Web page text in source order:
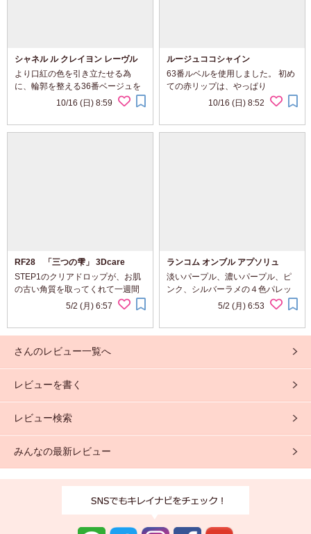
シャネル ル クレイヨン レーヴル
より口紅の色を引き立たせる為
に、輪郭を整える36番ベージュを
購入しました。 普段使っているピ
やかな赤リップにも使える色です♪
10/16 (日) 8:59
ルージュココシャイン
63番ルベルを使用しました。 初め
ての赤リップは、やっぱり
CHANELだ！ と思い、カウンター
て貰いましたが、イザとなると抵
10/16 (日) 8:52
RF28 「三つの雫」 3Dcare
STEP1のクリアドロップが、お肌
の古い角質を取ってくれて一週間
もしないうちに、生まれ変わった
た！ STEP2の美容液もうるおうの
ち良かったです。 最後...
5/2 (月) 6:57
ランコム オンブル アプソリュ
淡いパープル、濃いパープル、ピ
ンク、シルバーラメの４色パレッ
トで春メイクにピッタリです♪ 好み
ートにも使えるところが気に入り
5/2 (月) 6:53
さんのレビュー一覧へ
レビューを書く
レビュー検索
みんなの最新レビュー